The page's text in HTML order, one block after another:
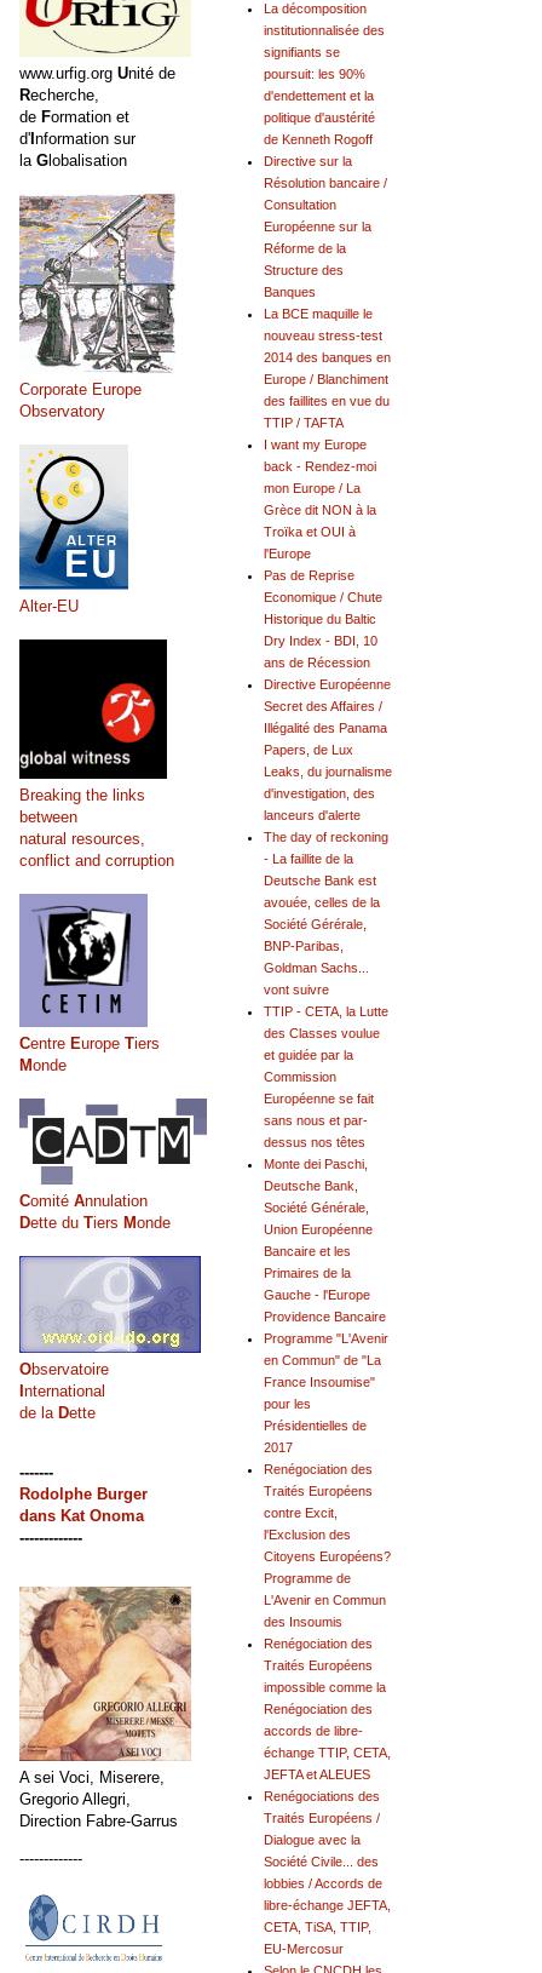
La décomposition
institutionnalisée des
signifiants se
poursuit: les 90%
d'endettement et la
politique d'austérité
de Kenneth Rogoff
Directive sur la
Résolution bancaire /
Consultation
Européenne sur la
Réforme de la
Structure des
Banques
La BCE maquille le
nouveau stress-test
2014 des banques en
Europe / Blanchiment
des faillites en vue du
TTIP / TAFTA
I want my Europe
back - Rendez-moi
mon Europe / La
Grèce dit NON à la
Troïka et OUI à
l'Europe
Pas de Reprise
Economique / Chute
Historique du Baltic
Dry Index - BDI, 10
ans de Récession
Directive Européenne
Secret des Affaires /
Illégalité des Panama
Papers, de Lux
Leaks, du journalisme
d'investigation, des
lanceurs d'alerte
The day of reckoning
- La faillite de la
Deutsche Bank est
avouée, celles de la
Société Gérérale,
BNP-Paribas,
Goldman Sachs...
vont suivre
TTIP - CETA, la Lutte
des Classes voulue
et guidée par la
Commission
Européenne se fait
sans nous et par-
dessus nos têtes
Monte dei Paschi,
Deutsche Bank,
Société Générale,
Union Européenne
Bancaire et les
Primaires de la
Gauche - l'Europe
Providence Bancaire
Programme "L'Avenir
en Commun" de "La
France Insoumise"
pour les
Présidentielles de
2017
Renégociation des
Traités Européens
contre Excit,
l'Exclusion des
Citoyens Européens?
Programme de
L'Avenir en Commun
des Insoumis
Renégociation des
Traités Européens
impossible comme la
Renégociation des
accords de libre-
échange TTIP, CETA,
JEFTA et ALEUES
Renégociations des
Traités Européens /
Dialogue avec la
Société Civile... des
lobbies / Accords de
libre-échange JEFTA,
CETA, TiSA, TTIP,
EU-Mercosur
www.urfig.org Unité de
Recherche,
de Formation et
d'Information sur
la Globalisation
Corporate Europe
Observatory
Alter-EU
Breaking the links
between
natural resources,
conflict and corruption
Centre Europe Tiers
Monde
Comité Annulation
Dette du Tiers Monde
Observatoire
International
de la Dette
-------
Rodolphe Burger
dans Kat Onoma
-------------
A sei Voci, Miserere,
Gregorio Allegri,
Direction Fabre-Garrus
-------------